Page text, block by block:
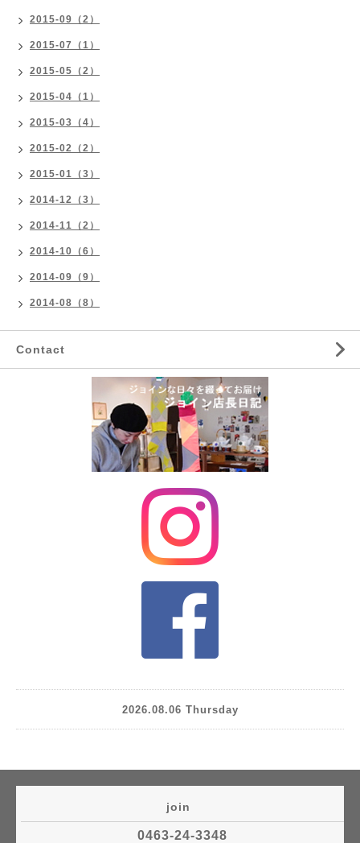
2015-09（2）
2015-07（1）
2015-05（2）
2015-04（1）
2015-03（4）
2015-02（2）
2015-01（3）
2014-12（3）
2014-11（2）
2014-10（6）
2014-09（9）
2014-08（8）
Contact
2026.08.06 Thursday
join
0463-24-3348